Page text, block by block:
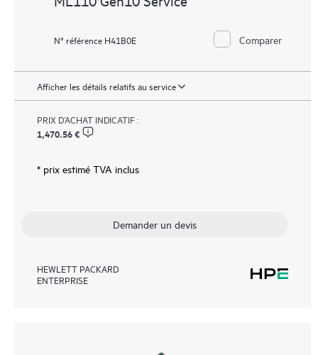
N° référence H41B0E Comparer
Afficher les détails relatifs au service
PRIX D’ACHAT INDICATIF :
1,470.56 €
* prix estimé TVA inclus
Demander un devis
HEWLETT PACKARD
ENTERPRISE